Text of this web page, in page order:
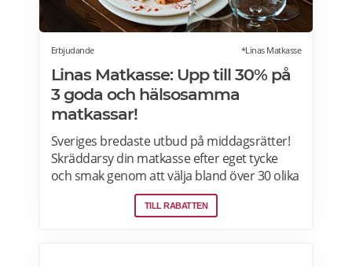
Erbjudande *Linas Matkasse
Linas Matkasse: Upp till 30% på
3 goda och hälsosamma
matkassar!
Sveriges bredaste utbud på middagsrätter!
Skräddarsy din matkasse efter eget tycke
och smak genom att välja bland över 30 olika
rätter – varje vecka! Din matkasse levereras
direkt till din dörr. Du kan skräddarsy din
TILL RABATTEN